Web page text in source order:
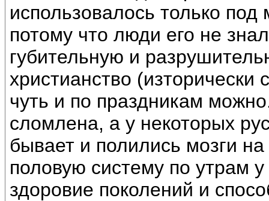
использовалось только
потому что люди его не
губительную и
христианство
чуть и по праздникам
сломлена, а у некоторых
бывает и полились мозги
половую систему по утрам
здоровие поколений и